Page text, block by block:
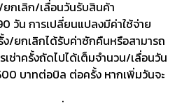
กเลิก/เลื่อนวันรับสินค้า
วัน การเปลี่ยนแปลงมีค่าใช้จ่าย
/ยกเลิกได้รับค่าซักคืนหรือสามารถ
เช่าครั้งถัดไปได้เต็มจำนวน/เลื่อนวัน
บาทต่อบิล ต่อครั้ง หากเพิ่มวันจะ